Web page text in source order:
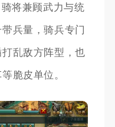
将兼顾武力与统
兵量，骑兵专门
乱敌方阵型，也
脆皮单位。